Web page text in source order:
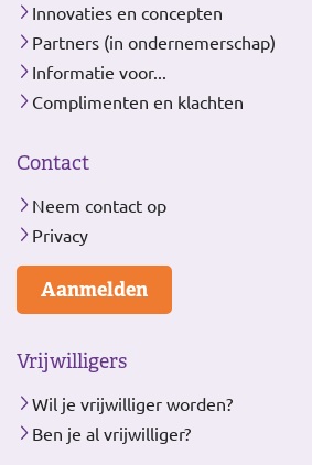
Innovaties en concepten
Partners (in ondernemerschap)
Informatie voor...
Complimenten en klachten
Contact
Neem contact op
Privacy
Aanmelden
Vrijwilligers
Wil je vrijwilliger worden?
Ben je al vrijwilliger?